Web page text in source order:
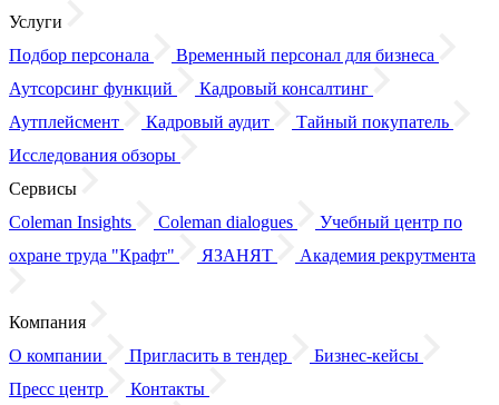
Услуги
Подбор персонала
Временный персонал для бизнеса
Аутсорсинг функций
Кадровый консалтинг
Аутплейсмент
Кадровый аудит
Тайный покупатель
Исследования обзоры
Сервисы
Coleman Insights
Coleman dialogues
Учебный центр по
охране труда "Крафт"
ЯЗАНЯТ Академия рекрутмента
Компания
О компании
Пригласить в тендер
Бизнес-кейсы
Пресс центр
Контакты